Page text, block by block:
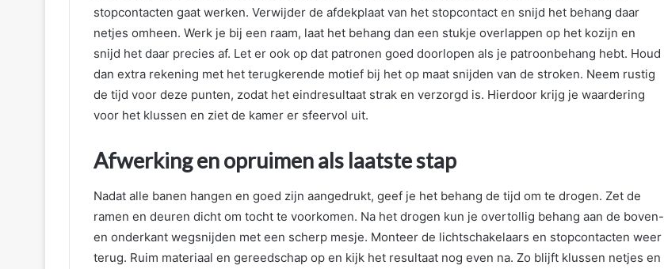
stopcontacten gaat werken. Verwijder de afdekplaat van het stopcontact en snijd het behang daar
netjes omheen. Werk je bij een raam, laat het behang dan een stukje overlappen op het kozijn en
snijd het daar precies af. Let er ook op dat patronen goed doorlopen als je patroonbehang hebt. Houd
dan extra rekening met het terugkerende motief bij het op maat snijden van de stroken. Neem rustig
de tijd voor deze punten, zodat het eindresultaat strak en verzorgd is. Hierdoor krijg je waardering
voor het klussen en ziet de kamer er sfeervol uit.
Afwerking en opruimen als laatste stap
Nadat alle banen hangen en goed zijn aangedrukt, geef je het behang de tijd om te drogen. Zet de
ramen en deuren dicht om tocht te voorkomen. Na het drogen kun je overtollig behang aan de boven-
en onderkant wegsnijden met een scherp mesje. Monteer de lichtschakelaars en stopcontacten weer
terug. Ruim materiaal en gereedschap op en kijk het resultaat nog even na. Zo blijft klussen netjes en